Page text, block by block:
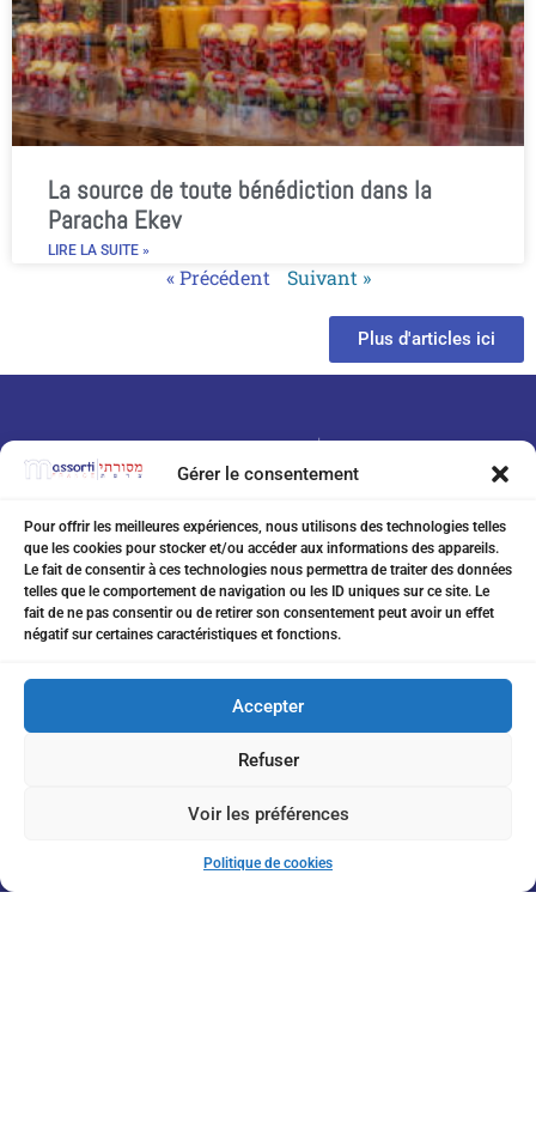
Gérer le consentement
Pour offrir les meilleures expériences, nous utilisons des technologies telles
que les cookies pour stocker et/ou accéder aux informations des appareils.
Le fait de consentir à ces technologies nous permettra de traiter des données
telles que le comportement de navigation ou les ID uniques sur ce site. Le
fait de ne pas consentir ou de retirer son consentement peut avoir un effet
négatif sur certaines caractéristiques et fonctions.
Accepter
Refuser
Voir les préférences
Politique de cookies
La source de toute bénédiction dans la
Paracha Ekev
LIRE LA SUITE »
« Précédent Suivant »
Plus d'articles ici
07 75 76 20 97
eitanchikli@gmail.com
17 av Shakespeare 06000 Nice